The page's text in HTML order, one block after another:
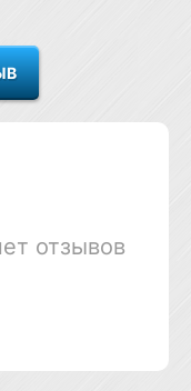
отзывов